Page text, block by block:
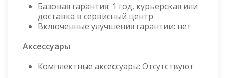
Базовая гарантия: 1 год, курьерская или
доставка в сервисный центр
Включенные улучшения гарантии: нет
Аксессуары
Комплектные аксессуары: Отсутствуют